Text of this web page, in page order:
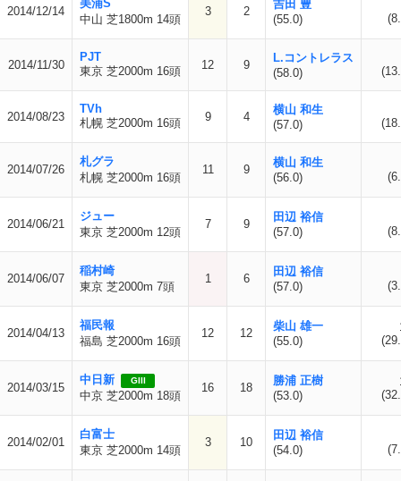
2014/12/14
美浦S
中山 芝1800m 14頭
3 2
吉田 豊
(55.0)
2014/11/30
PJT
東京 芝2000m 16頭
12 9
L.コントレラス
(58.0)
2014/08/23
TVh
札幌 芝2000m 16頭
9 4
横山 和生
(57.0)
2014/07/26
札グラ
札幌 芝2000m 16頭
11 9
横山 和生
(56.0)
2014/06/21
ジュー
東京 芝2000m 12頭
7 9
田辺 裕信
(57.0)
2014/06/07
稲村崎
東京 芝2000m 7頭
1 6
田辺 裕信
(57.0)
2014/04/13
福民報
福島 芝2000m 16頭
12 12
柴山 雄一
(55.0)
2014/03/15
中日新 GIII
中京 芝2000m 18頭
16 18
勝浦 正樹
(53.0)
2014/02/01
白富士
東京 芝2000m 14頭
3 10
田辺 裕信
(54.0)